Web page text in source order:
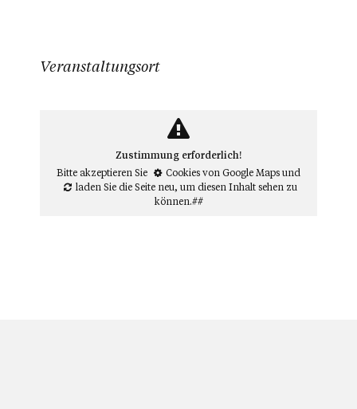
Veranstaltungsort
Zustimmung erforderlich!
Bitte akzeptieren Sie
Cookies von Google Mapsund
laden Sie die Seite neu, um diesen Inhalt sehen zu
können.##